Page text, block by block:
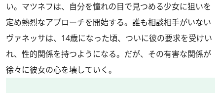
い。マツネフは、自分を憧れの目で見つめる少女に狙いを
定め熱烈なアプローチを開始する。誰も相談相手がいない
ヴァネッサは、14歳になった頃、ついに彼の要求を受けい
れ、性的関係を持つようになる。だが、その有害な関係が
徐々に彼女の心を壊していく。